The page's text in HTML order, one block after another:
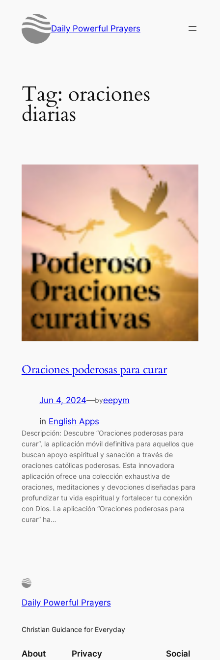
content
Daily Powerful Prayers
Tag: oraciones
diarias
Oraciones poderosas para curar
Jun 4, 2024—byeepym
in English Apps
Descripción: Descubre “Oraciones poderosas para
curar“, la aplicación móvil definitiva para aquellos que
buscan apoyo espiritual y sanación a través de
oraciones católicas poderosas. Esta innovadora
aplicación ofrece una colección exhaustiva de
oraciones, meditaciones y devociones diseñadas para
profundizar tu vida espiritual y fortalecer tu conexión
con Dios. La aplicación “Oraciones poderosas para
curar” ha…
Daily Powerful Prayers
Christian Guidance for Everyday
About Privacy Social